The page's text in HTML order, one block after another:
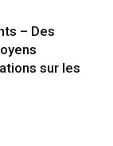
– Des
sur les